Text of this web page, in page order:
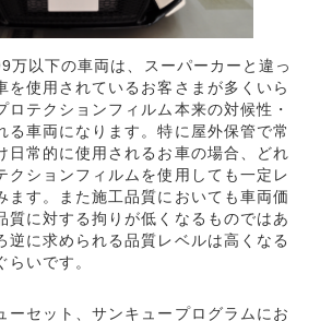
万以下の車両は、スーパーカーと違っ
を使用されているお客さまが多くいら
ロテクションフィルム本来の対候性・
る車両になります。特に屋外保管で常
日常的に使用されるお車の場合、どれ
クションフィルムを使用しても一定レ
ます。また施工品質においても車両価
質に対する拘りが低くなるものではあ
逆に求められる品質レベルは高くなる
らいです。
ーセット、サンキュープログラムにお